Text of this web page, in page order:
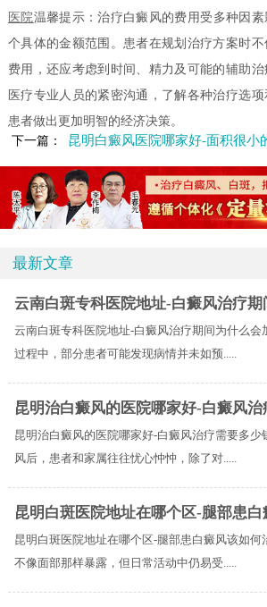
医院温馨提示：治疗白癜风的费用受多种因
个具体的金额范围。患者在规划治疗方案时
费用，还应考虑到时间、精力及可能的辅助
医疗专业人员的紧密沟通，了解各种治疗选
患者做出更加明智的经济决策。
下一篇：
昆明白癜风医院哪家好-面积很小
最新文章
云南白斑专科医院地址-白癜风治疗期
云南白斑专科医院地址-白癜风治疗期间为什么会
过程中，部分患者可能发现病情并未如预.....
昆明治白癜风的医院哪家好-白癜风
昆明治白癜风的医院哪家好-白癜风治疗需要多少
风后，患者和家属往往忧心忡忡，除了对.....
昆明白斑医院地址在哪个区-腿部患
昆明白斑医院地址在哪个区-腿部患白癜风该如何
不像面部那样暴露，但日常活动中仍易受.....